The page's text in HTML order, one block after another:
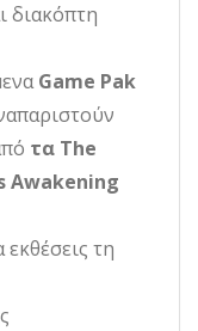
διακόπτη
Game Pak
τα The
Awakening
τη